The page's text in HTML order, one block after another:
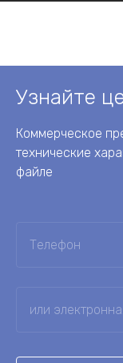
Узнайте
Коммерческое
технические
файле